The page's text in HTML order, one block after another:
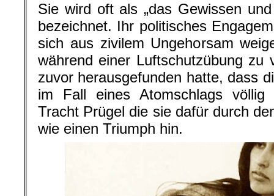
Sie wird oft als „das Gewissen
bezeichnet. Ihr politisches
sich aus zivilem Ungehorsam
während einer Luftschutzübung zu
zuvor herausgefunden hatte, dass
im Fall eines Atomschlags völlig
Tracht Prügel die sie dafür durch
wie einen Triumph hin.